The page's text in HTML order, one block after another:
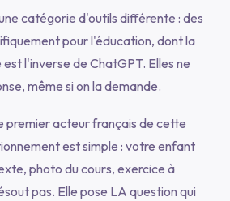
catégorie d'outils différente : des
pour l'éducation, dont la
l'inverse de ChatGPT. Elles ne
même si on la demande.
premier acteur français de cette
est simple : votre enfant
photo du cours, exercice à
pas. Elle pose LA question qui